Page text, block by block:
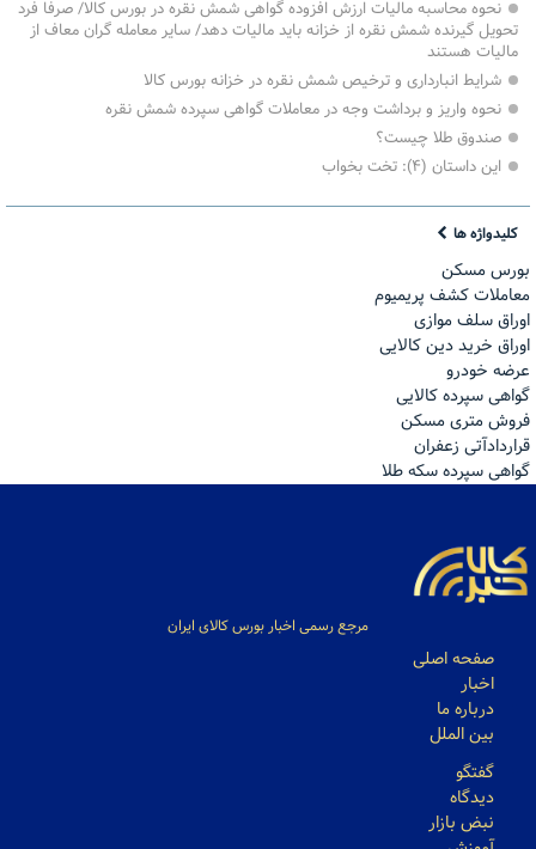
نحوه محاسبه مالیات ارزش افزوده گواهی شمش نقره در بورس کالا/ صرفا فرد
تحویل گیرنده شمش نقره از خزانه باید مالیات دهد/ سایر معامله گران معاف از
مالیات هستند
شرایط انبارداری و ترخیص شمش نقره در خزانه بورس کالا
نحوه واریز و برداشت وجه در معاملات گواهی سپرده شمش نقره
صندوق طلا چیست؟
این داستان (۴): تخت بخواب
کلیدواژه ها
بورس مسکن
معاملات کشف پریمیوم
اوراق سلف موازی
اوراق خرید دین کالایی
عرضه خودرو
گواهی سپرده کالایی
فروش مترى مسكن
قراردادآتی زعفران
گواهی سپرده سکه طلا
مرجع رسمی اخبار بورس کالای ایران
صفحه اصلی
اخبار
درباره ما
بین الملل
گفتگو
دیدگاه
نبض بازار